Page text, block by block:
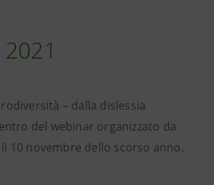
– dalla dislessia
del webinar organizzato da
10 novembre dello scorso anno.